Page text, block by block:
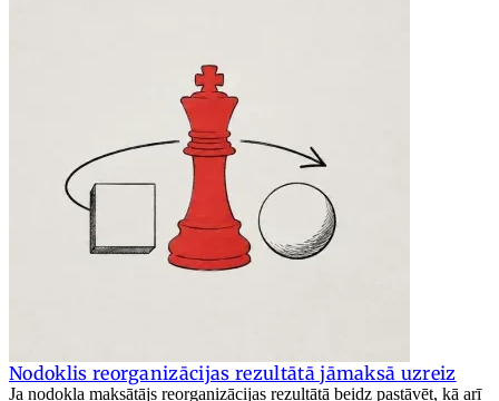
Nodoklis reorganizācijas rezultātā jāmaksā uzreiz
Ja nodokļa maksātājs reorganizācijas rezultātā beidz pastāvēt, kā arī